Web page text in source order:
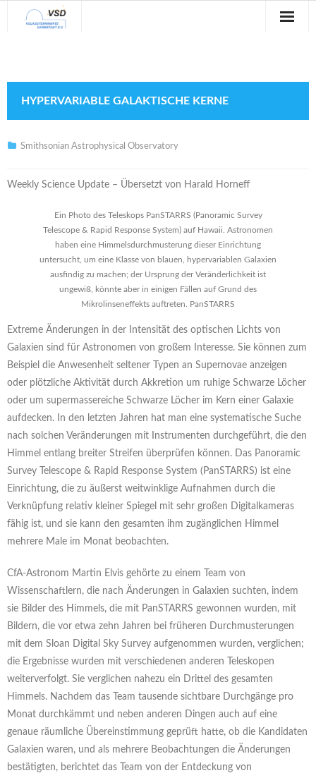
Veranstaltungen
Blog
Galerie
Anfahrt
Kontakt
HYPERVARIABLE GALAKTISCHE KERNE
Smithsonian Astrophysical Observatory
Weekly Science Update – Übersetzt von Harald Horneff
Ein Photo des Teleskops PanSTARRS (Panoramic Survey
Telescope & Rapid Response System) auf Hawaii. Astronomen
haben eine Himmelsdurchmusterung dieser Einrichtung
untersucht, um eine Klasse von blauen, hypervariablen Galaxien
ausfindig zu machen; der Ursprung der Veränderlichkeit ist
ungewiß, könnte aber in einigen Fällen auf Grund des
Mikrolinseneffekts auftreten. PanSTARRS
Extreme Änderungen in der Intensität des optischen Lichts von
Galaxien sind für Astronomen von großem Interesse. Sie können zum
Beispiel die Anwesenheit seltener Typen an Supernovae anzeigen
oder plötzliche Aktivität durch Akkretion um ruhige Schwarze Löcher
oder um supermassereiche Schwarze Löcher im Kern einer Galaxie
aufdecken. In den letzten Jahren hat man eine systematische Suche
nach solchen Veränderungen mit Instrumenten durchgeführt, die den
Himmel entlang breiter Streifen überprüfen können. Das Panoramic
Survey Telescope & Rapid Response System (PanSTARRS) ist eine
Einrichtung, die zu äußerst weitwinklige Aufnahmen durch die
Verknüpfung relativ kleiner Spiegel mit sehr großen Digitalkameras
fähig ist, und sie kann den gesamten ihm zugänglichen Himmel
mehrere Male im Monat beobachten.
CfA-Astronom Martin Elvis gehörte zu einem Team von
Wissenschaftlern, die nach Änderungen in Galaxien suchten, indem
sie Bilder des Himmels, die mit PanSTARRS gewonnen wurden, mit
Bildern, die vor etwa zehn Jahren bei früheren Durchmusterungen
mit dem Sloan Digital Sky Survey aufgenommen wurden, verglichen;
die Ergebnisse wurden mit verschiedenen anderen Teleskopen
weiterverfolgt. Sie verglichen nahezu ein Drittel des gesamten
Himmels. Nachdem das Team tausende sichtbare Durchgänge pro
Monat durchkämmt und neben anderen Dingen auch auf eine
genaue räumliche Übereinstimmung geprüft hatte, ob die Kandidaten
Galaxien waren, und als mehrere Beobachtungen die Änderungen
bestätigten, berichtet das Team von der Entdeckung von